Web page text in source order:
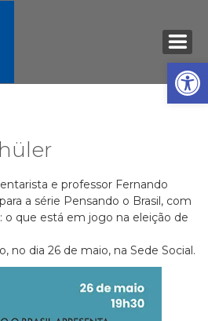
e professor Fernando
a série Pensando o Brasil, com
o que está em jogo na eleição de
no dia 26 de maio, na Sede Social.